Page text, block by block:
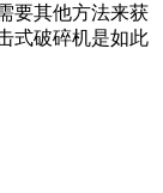
要其他方法来获
式破碎机是如此